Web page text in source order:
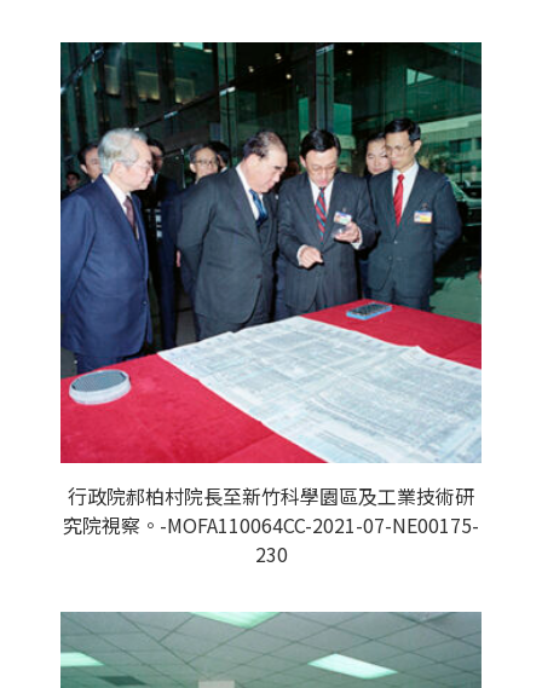
行政院郝柏村院長至新竹科學園區及工業技術研
究院視察。-MOFA110064CC-2021-07-NE00175-
230